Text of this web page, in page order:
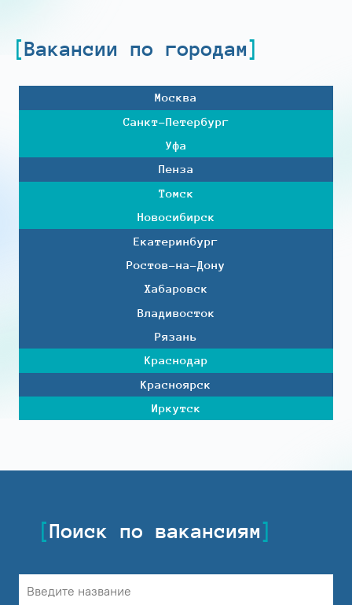
Вакансии по городам
Москва
Санкт-Петербург
Уфа
Пенза
Томск
Новосибирск
Екатеринбург
Ростов-на-Дону
Хабаровск
Владивосток
Рязань
Краснодар
Красноярск
Иркутск
Поиск по вакансиям